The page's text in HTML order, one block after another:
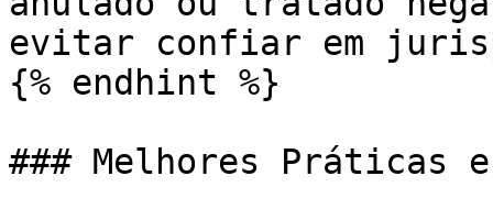
evitar confiar em
{% endhint %}
### Melhores Práticas